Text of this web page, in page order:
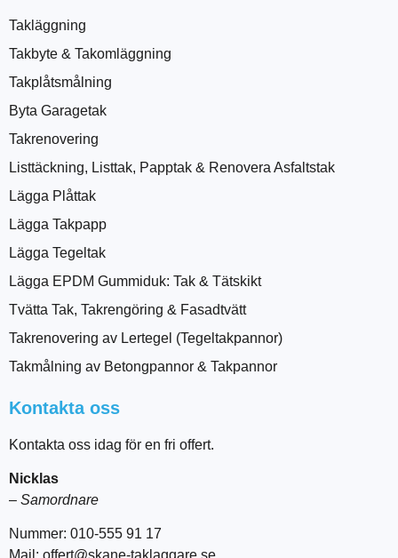
Takläggning
Takbyte & Takomläggning
Takplåtsmålning
Byta Garagetak
Takrenovering
Listtäckning, Listtak, Papptak & Renovera Asfaltstak
Lägga Plåttak
Lägga Takpapp
Lägga Tegeltak
Lägga EPDM Gummiduk: Tak & Tätskikt
Tvätta Tak, Takrengöring & Fasadtvätt
Takrenovering av Lertegel (Tegeltakpannor)
Takmålning av Betongpannor & Takpannor
Kontakta oss
Kontakta oss idag för en fri offert.
Nicklas
– Samordnare
Nummer: 010-555 91 17